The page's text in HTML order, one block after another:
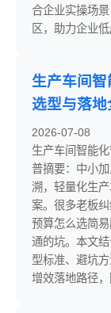
合企业实操场
区，助力企业
生产车间
选型与落
2026-07-08
生产车间智能
普摘要：中小
溯，轻量化生
案。很多老板
预算怎么选简
通的坑。本文
型标准、避坑
增效落地路径，